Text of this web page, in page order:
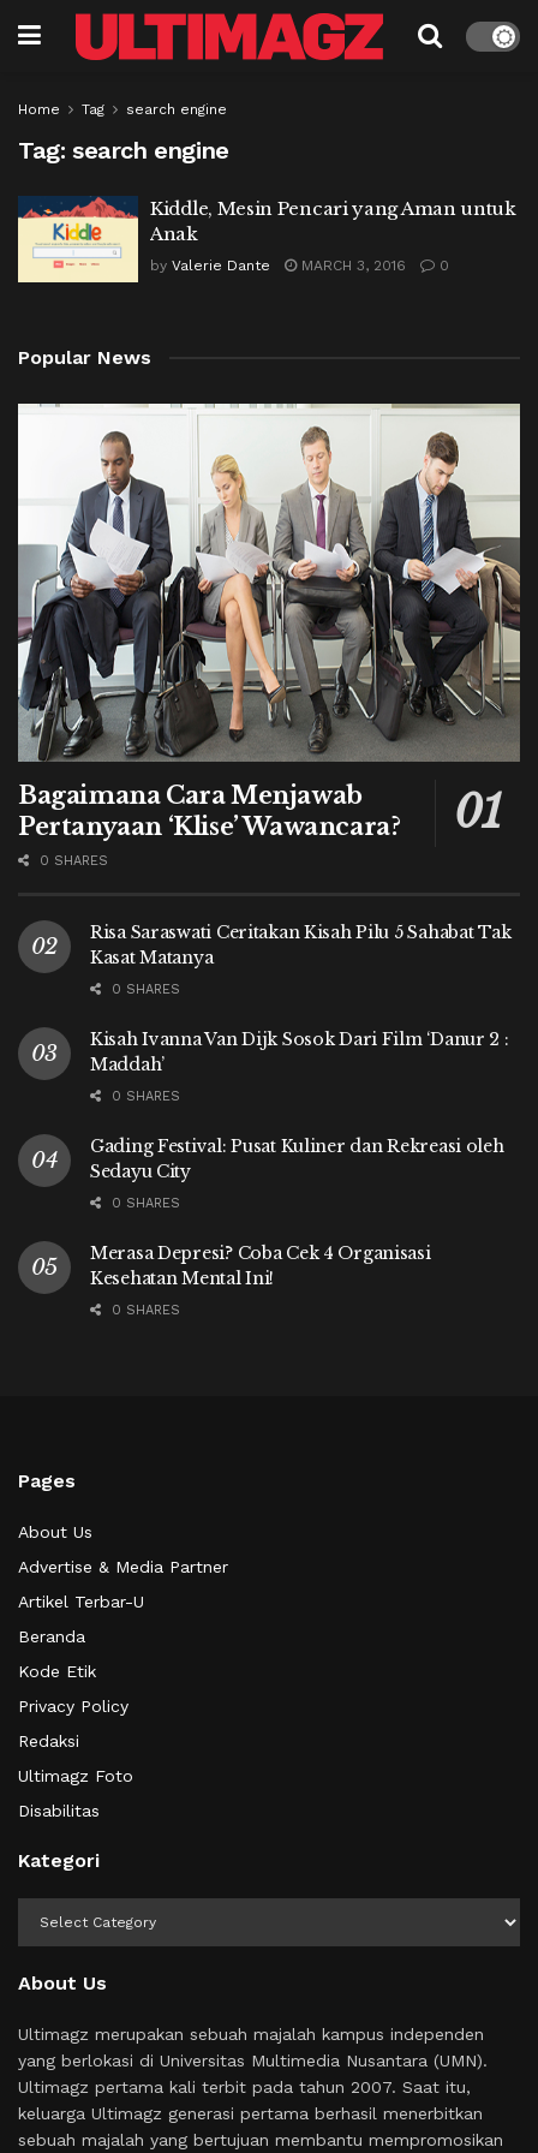
Home Tag search engine
Tag: search engine
Kiddle, Mesin Pencari yang Aman untuk
Anak
by Valerie Dante MARCH 3, 2016 0
Popular News
Bagaimana Cara Menjawab
Pertanyaan ‘Klise’ Wawancara?
0 SHARES
Risa Saraswati Ceritakan Kisah Pilu 5 Sahabat Tak
Kasat Matanya
0 SHARES
Kisah Ivanna Van Dijk Sosok Dari Film ‘Danur 2 :
Maddah’
0 SHARES
Gading Festival: Pusat Kuliner dan Rekreasi oleh
Sedayu City
0 SHARES
Merasa Depresi? Coba Cek 4 Organisasi
Kesehatan Mental Ini!
0 SHARES
Pages
About Us
Advertise & Media Partner
Artikel Terbar-U
Beranda
Kode Etik
Privacy Policy
Redaksi
Ultimagz Foto
Disabilitas
Kategori
About Us
Ultimagz merupakan sebuah majalah kampus independen
yang berlokasi di Universitas Multimedia Nusantara (UMN).
Ultimagz pertama kali terbit pada tahun 2007. Saat itu,
keluarga Ultimagz generasi pertama berhasil menerbitkan
sebuah majalah yang bertujuan membantu mempromosikan